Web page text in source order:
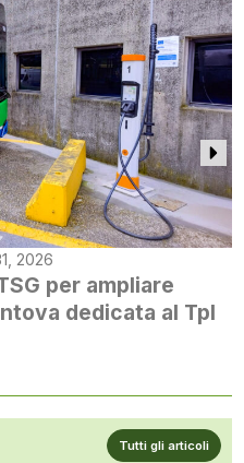
2026
per ampliare
dedicata al Tpl
Tutti gli articoli